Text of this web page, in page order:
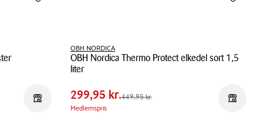
Reservér i butik
OBH NORDICA
OBH Nordica Thermo Protect elkedel sort 1,5
liter
OBH
Nordica
Pris
tabel
Pris
299,95 kr.
Førpris
449,95 kr.
299,95 kr.449,95 kr.
Medlemspris